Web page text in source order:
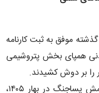
موفق به ثبت کارنامه
همپای بخش پتروشیمی
• تأمین ارز پایدار در دوره بازسازی: با آغاز آرامش پساجنگ در بهار ۱۴۰۵،